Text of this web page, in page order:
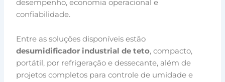
desempenho, economia operacional e
confiabilidade.
Entre as soluções disponíveis estão
desumidificador industrial de teto, compacto,
portátil, por refrigeração e dessecante, além de
projetos completos para controle de umidade e